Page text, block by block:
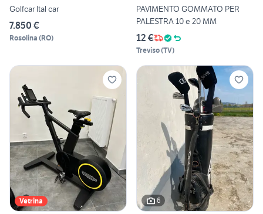
Golfcar Ital car
7.850 €
Rosolina (RO)
PAVIMENTO GOMMATO PER
PALESTRA 10 e 20 MM
12 €
Treviso(TV)
Vetrina 6